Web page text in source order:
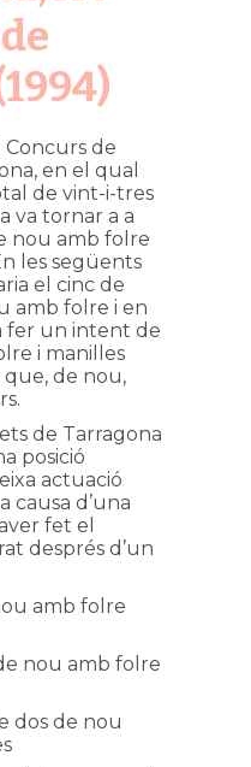
Concurs de
en el qual
de vint-i-tres
va tornar a a
nou amb folre
les següents
el cinc de
amb folre i en
fer un intent de
i manilles
de nou,
de Tarragona
posició
actuació
causa d’una
fet el
després d’un
amb folre
nou amb folre
dos de nou